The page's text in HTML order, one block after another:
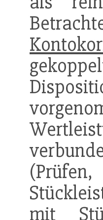
mit